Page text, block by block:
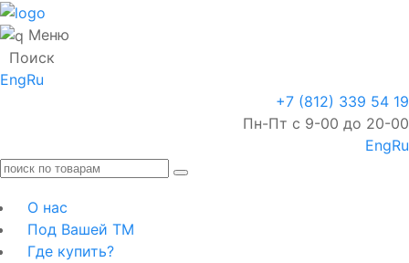
Меню
Поиск
EngRu
+7 (812) 339 54 19
Пн-Пт с 9-00 до 20-00
EngRu
О нас
Под Вашей ТМ
Где купить?